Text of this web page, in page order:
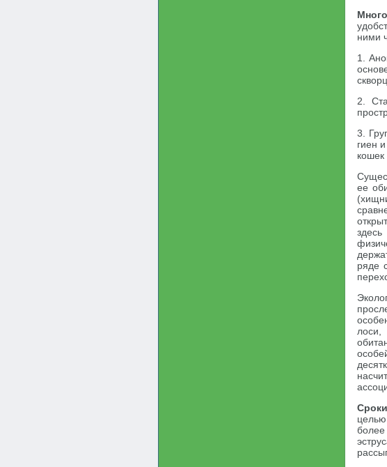
ними
1.
2.
3.
гиен
кошек
ее
ряде